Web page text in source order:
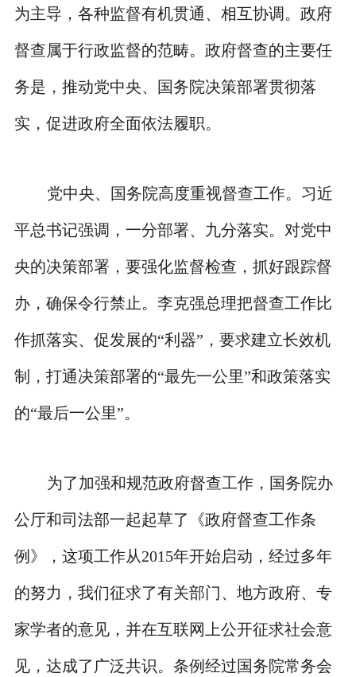
为主导，各种监督有机贯通、相互协调。政府
督查属于行政监督的范畴。政府督查的主要任
务是，推动党中央、国务院决策部署贯彻落
实，促进政府全面依法履职。
党中央、国务院高度重视督查工作。习近
平总书记强调，一分部署、九分落实。对党中
央的决策部署，要强化监督检查，抓好跟踪督
办，确保令行禁止。李克强总理把督查工作比
作抓落实、促发展的“利器”，要求建立长效机
制，打通决策部署的“最先一公里”和政策落实
的“最后一公里”。
为了加强和规范政府督查工作，国务院办
公厅和司法部一起起草了《政府督查工作条
例》，这项工作从2015年开始启动，经过多年
的努力，我们征求了有关部门、地方政府、专
家学者的意见，并在互联网上公开征求社会意
见，达成了广泛共识。条例经过国务院常务会